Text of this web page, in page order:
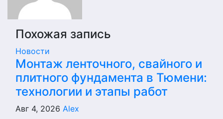
Похожая запись
Новости
Монтаж ленточного, свайного и
плитного фундамента в Тюмени:
технологии и этапы работ
Авг 4, 2026 Alex